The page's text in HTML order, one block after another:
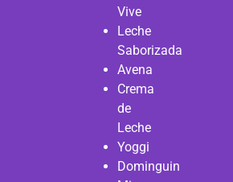
Vive
Leche
Saborizada
Avena
Crema
de
Leche
Yoggi
Dominguin